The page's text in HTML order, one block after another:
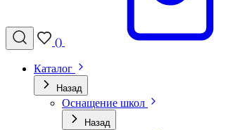
()
Каталог
Назад
Оснащение школ
Назад